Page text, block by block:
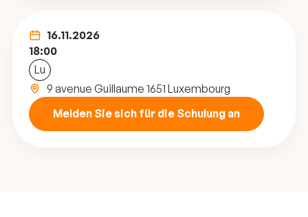
16.11.2026
18:00
Lu
9 avenue Guillaume 1651 Luxembourg
Melden Sie sich für die Schulung an